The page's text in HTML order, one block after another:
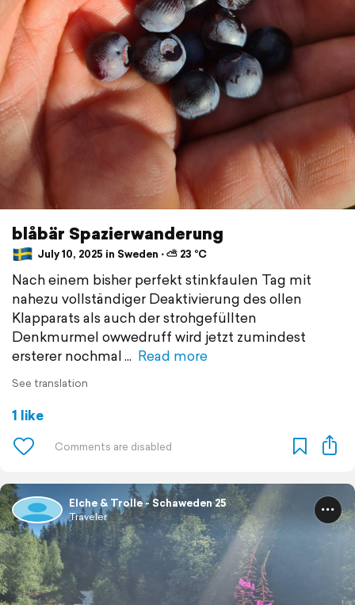
blåbär Spazierwanderung
July 10, 2025 in Sweden ⋅ ⛅ 23 °C
Nach einem bisher perfekt stinkfaulen Tag mit
nahezu vollständiger Deaktivierung des ollen
Klapparats als auch der strohgefüllten
Denkmurmel owwedruff wird jetzt zumindest
ersterer nochmal
Read more
See translation
1 like
Elche & Trolle - Schaweden 25
Traveler